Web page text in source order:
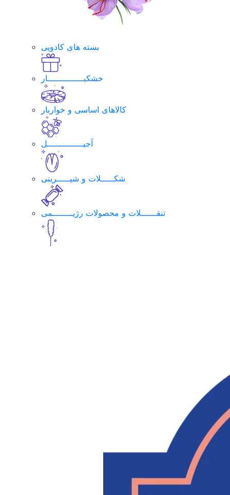
بسته های کادویی
خشکبــــــــــــــار
کالاهای اساسی و خواربار
آجیــــــــــــــل
شکـــــلات و شیـــــرینی
تنقــــــلات و محصولات رژیــــــــمی